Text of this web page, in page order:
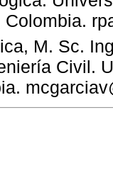
M. Sc.
Civil.